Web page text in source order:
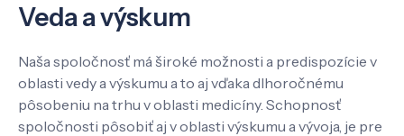
Veda a výskum
Naša spoločnosť má široké možnosti a predispozície v
oblasti vedy a výskumu a to aj vďaka dlhoročnému
pôsobeniu na trhu v oblasti medicíny. Schopnosť
spoločnosti pôsobiť aj v oblasti výskumu a vývoja, je pre